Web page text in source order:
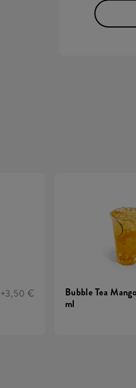
+3,50 €
Bubble Tea
ml